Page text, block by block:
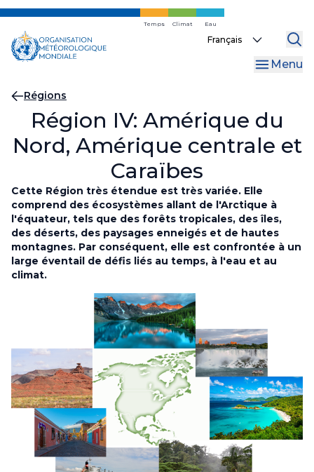
Skip
main
content
Temps Climat Eau
Select
Menu
Fil
d'Ariane
Régions
Région IV: Amérique du
Nord, Amérique centrale et
Caraïbes
Cette Région très étendue est très variée. Elle
comprend des écosystèmes allant de l'Arctique à
l'équateur, tels que des forêts tropicales, des îles,
des déserts, des paysages enneigés et de hautes
montagnes. Par conséquent, elle est confrontée à un
large éventail de défis liés au temps, à l'eau et au
climat.